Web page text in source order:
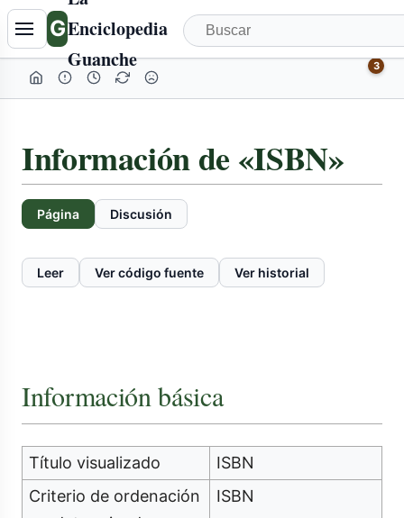
GEnciclopedia
Guanche
3
Información de «ISBN»
Página Discusión
Leer Ver código fuente Ver historial
Información básica
Título visualizado
ISBN
Criterio de ordenación
ISBN